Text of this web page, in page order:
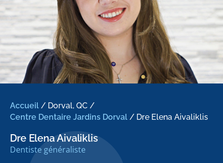
Accueil / Dorval, QC /
Centre Dentaire Jardins Dorval / Dre Elena Aivaliklis
Dre Elena Aivaliklis
Dentiste généraliste